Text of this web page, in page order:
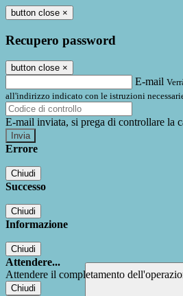
button close ×
Recupero password
button close ×
E-mail
all'indirizzo indicato con le istruzioni
E-mail inviata, si prega di controllare la
Errore
Chiudi
Successo
Chiudi
Informazione
Chiudi
Attendere...
Attendere il completamento
Chiudi